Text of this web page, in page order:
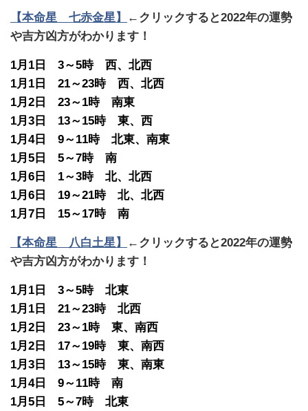
【本命星 七赤金星】
←クリックすると2022年の運勢
や吉方凶方がわかります！
1月1日 3～5時 西、北西
1月1日 21～23時 西、北西
1月2日 23～1時 南東
1月3日 13～15時 東、西
1月4日 9～11時 北東、南東
1月5日 5～7時 南
1月6日 1～3時 北、北西
1月6日 19～21時 北、北西
1月7日 15～17時 南
【本命星 八白土星】
←クリックすると2022年の運勢
や吉方凶方がわかります！
1月1日 3～5時 北東
1月1日 21～23時 北西
1月2日 23～1時 東、南西
1月2日 17～19時 東、南西
1月3日 13～15時 東、南東
1月4日 9～11時 南
1月5日 5～7時 北東